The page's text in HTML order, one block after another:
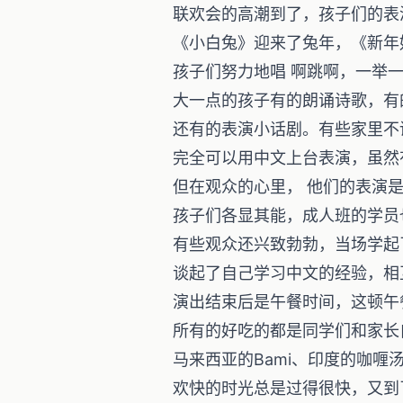
联欢会的高潮到了，孩子们的
《小白兔》迎来了兔年，《新
孩子们努力地唱 啊跳啊，一举
大一点的孩子有的朗诵诗歌，
还有的表演小话剧。有些家里
完全可以用中文上台表演，虽
但在观众的心里， 他们的表演
孩子们各显其能，成人班的学员
有些观众还兴致勃勃，当场学
谈起了自己学习中文的经验，
演出结束后是午餐时间，这顿
所有的好吃的都是同学们和家
马来西亚的Bami、印度的咖喱
欢快的时光总是过得很快，又